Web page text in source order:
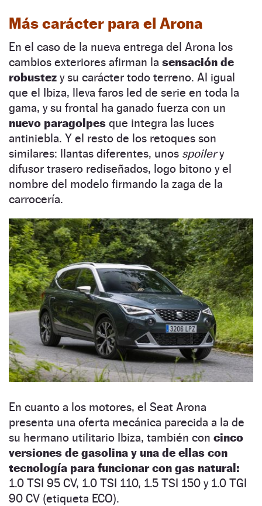
Más carácter para el Arona
En el caso de la nueva entrega del Arona los
cambios exteriores afirman la sensación de
robustez y su carácter todo terreno. Al igual
que el Ibiza, lleva faros led de serie en toda la
gama, y su frontal ha ganado fuerza con un
nuevo paragolpes que integra las luces
antiniebla. Y el resto de los retoques son
similares: llantas diferentes, unos spoilery
difusor trasero rediseñados, logo bitono y el
nombre del modelo firmando la zaga de la
carrocería.
En cuanto a los motores, el Seat Arona
presenta una oferta mecánica parecida a la de
su hermano utilitario Ibiza, también con cinco
versiones de gasolina y una de ellas con
tecnología para funcionar con gas natural:
1.0 TSI 95 CV, 1.0 TSI 110, 1.5 TSI 150 y 1.0 TGI
90 CV (etiqueta ECO).